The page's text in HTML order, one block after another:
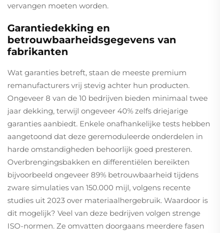
vervangen moeten worden.
Garantiedekking en
betrouwbaarheidsgegevens van
fabrikanten
Wat garanties betreft, staan de meeste premium
remanufacturers vrij stevig achter hun producten.
Ongeveer 8 van de 10 bedrijven bieden minimaal twee
jaar dekking, terwijl ongeveer 40% zelfs driejarige
garanties aanbiedt. Enkele onafhankelijke tests hebben
aangetoond dat deze geremoduleerde onderdelen in
harde omstandigheden behoorlijk goed presteren.
Overbrengingsbakken en differentiëlen bereikten
bijvoorbeeld ongeveer 89% betrouwbaarheid tijdens
zware simulaties van 150.000 mijl, volgens recente
studies uit 2023 over materiaalhergebruik. Waardoor is
dit mogelijk? Veel van deze bedrijven volgen strenge
ISO-normen. Ze omvatten doorgaans meerdere fasen